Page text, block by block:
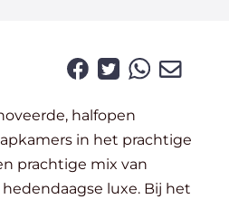
halfopen
in het prachtige
prachtige mix van
luxe. Bij het